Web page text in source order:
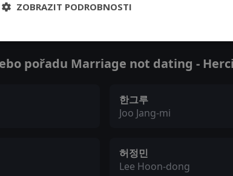
pořadu Marriage not dating -
한그루
Joo Jang-mi
허정민
Lee Hoon-dong
ZOBRAZIT PODROBNOSTI